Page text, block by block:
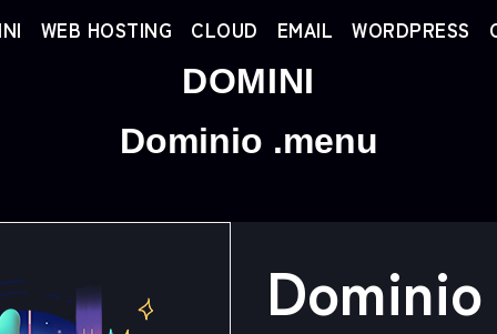
WEB HOSTING CLOUD EMAIL WORDPRESS
DOMINI
Dominio .menu